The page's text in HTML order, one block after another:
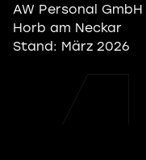
AW Personal GmbH
Horb am Neckar
Stand: März 2026